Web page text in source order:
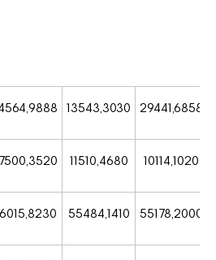
13543,3030 29441,6858
11510,4680 10114,1020
55484,1410 55178,2000